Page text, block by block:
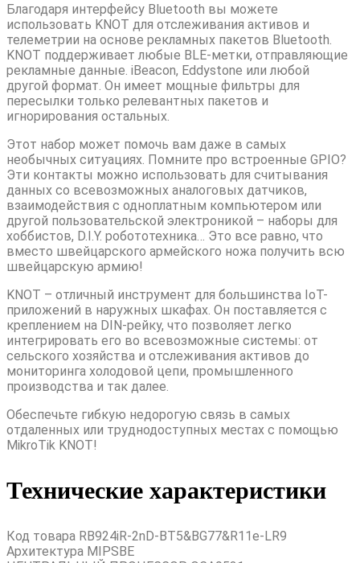
Благодаря интерфейсу Bluetooth вы можете
использовать KNOT для отслеживания активов и
телеметрии на основе рекламных пакетов Bluetooth.
KNOT поддерживает любые BLE-метки, отправляющие
рекламные данные. iBeacon, Eddystone или любой
другой формат. Он имеет мощные фильтры для
пересылки только релевантных пакетов и
игнорирования остальных.
Этот набор может помочь вам даже в самых
необычных ситуациях. Помните про встроенные GPIO?
Эти контакты можно использовать для считывания
данных со всевозможных аналоговых датчиков,
взаимодействия с одноплатным компьютером или
другой пользовательской электроникой – наборы для
хоббистов, D.I.Y. робототехника… Это все равно, что
вместо швейцарского армейского ножа получить всю
швейцарскую армию!
KNOT – отличный инструмент для большинства IoT-
приложений в наружных шкафах. Он поставляется с
креплением на DIN-рейку, что позволяет легко
интегрировать его во всевозможные системы: от
сельского хозяйства и отслеживания активов до
мониторинга холодовой цепи, промышленного
производства и так далее.
Обеспечьте гибкую недорогую связь в самых
отдаленных или труднодоступных местах с помощью
MikroTik KNOT!
Технические характеристики
Код товара RB924iR-2nD-BT5&BG77&R11e-LR9
Архитектура MIPSBE